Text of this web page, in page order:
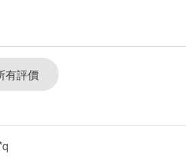
，反覆調整好保護殼/套邊緣，直
色差，請依商品實際顏色為主。
有評價